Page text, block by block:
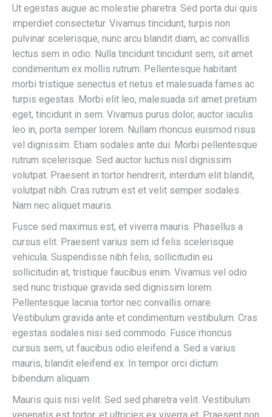
Ut egestas augue ac molestie pharetra. Sed porta dui quis
imperdiet consectetur. Vivamus tincidunt, turpis non
pulvinar scelerisque, nunc arcu blandit diam, ac convallis
lectus sem in odio. Nulla tincidunt tincidunt sem, sit amet
condimentum ex mollis rutrum. Pellentesque habitant
morbi tristique senectus et netus et malesuada fames ac
turpis egestas. Morbi elit leo, malesuada sit amet pretium
eget, tincidunt in sem. Vivamus purus dolor, auctor iaculis
leo in, porta semper lorem. Nullam rhoncus euismod risus
vel dignissim. Etiam sodales ante dui. Morbi pellentesque
rutrum scelerisque. Sed auctor luctus nisl dignissim
volutpat. Praesent in tortor hendrerit, interdum elit blandit,
volutpat nibh. Cras rutrum est et velit semper sodales.
Nam nec aliquet mauris.
Fusce sed maximus est, et viverra mauris. Phasellus a
cursus elit. Praesent varius sem id felis scelerisque
vehicula. Suspendisse nibh felis, sollicitudin eu
sollicitudin at, tristique faucibus enim. Vivamus vel odio
sed nunc tristique gravida sed dignissim lorem.
Pellentesque lacinia tortor nec convallis ornare.
Vestibulum gravida ante et condimentum vestibulum. Cras
egestas sodales nisi sed commodo. Fusce rhoncus
cursus sem, ut faucibus odio eleifend a. Sed a varius
mauris, blandit eleifend ex. In tempor orci dictum
bibendum aliquam.
Mauris quis nisi velit. Sed sed pharetra velit. Vestibulum